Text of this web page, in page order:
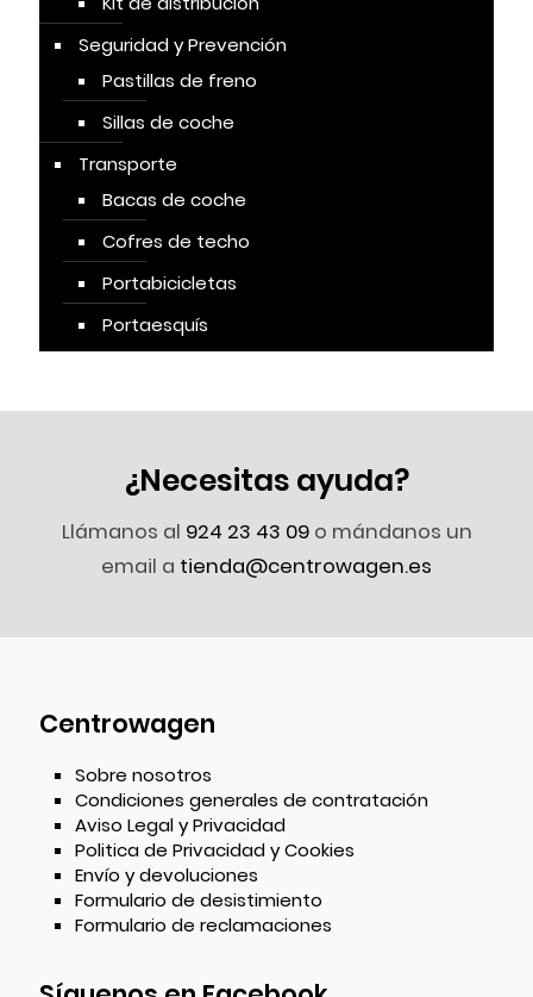
Seguridad y Prevención
Pastillas de freno
Sillas de coche
Transporte
Bacas de coche
Cofres de techo
Portabicicletas
Portaesquís
¿Necesitas ayuda?
Llámanos al 924 23 43 09o mándanos un
email a tienda@centrowagen.es
Centrowagen
Sobre nosotros
Condiciones generales de contratación
Aviso Legal y Privacidad
Politica de Privacidad y Cookies
Envío y devoluciones
Formulario de desistimiento
Formulario de reclamaciones